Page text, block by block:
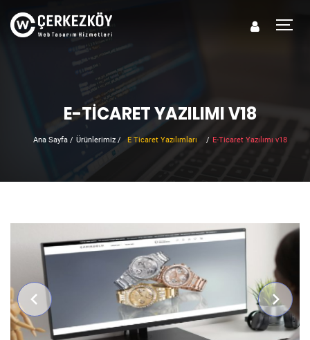
E-TICARET YAZILIMI V18
Ana Sayfa / Ürünlerimiz / E Ticaret Yazılımları / E-Ticaret Yazılımı v18